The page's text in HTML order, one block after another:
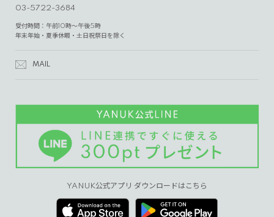
03-5722-3684
受付時間：午前10時～午後5時
年末年始・夏季休暇・土日祝祭日を除く
MAIL
YANUK公式アプリ ダウンロードはこちら